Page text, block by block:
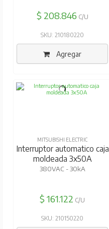
$ 208.846 C/U
SKU: 210180220
Agregar
MITSUBISHI ELECTRIC
Interruptor automatico caja
moldeada 3x50A
380VAC - 30kA
$ 161.122 C/U
SKU: 210150220